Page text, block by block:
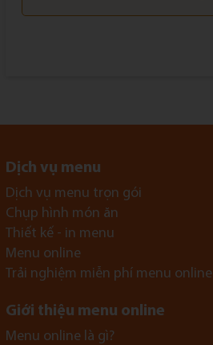
Dịch vụ menu
Dịch vụ menu trọn gói
Chụp hình món ăn
Thiết kế - in menu
Menu online
Trải nghiệm miễn phí menu online
Giới thiệu menu online
Menu online là gì?